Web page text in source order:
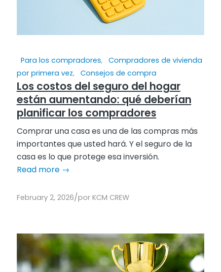
Para los compradores, Compradores de vivienda
por primera vez, Consejos de compra
Los costos del seguro del hogar
están aumentando: qué deberían
planificar los compradores
Comprar una casa es una de las compras más
importantes que usted hará. Y el seguro de la
casa es lo que protege esa inversión.
Read more→
February 2, 2026/por KCM CREW